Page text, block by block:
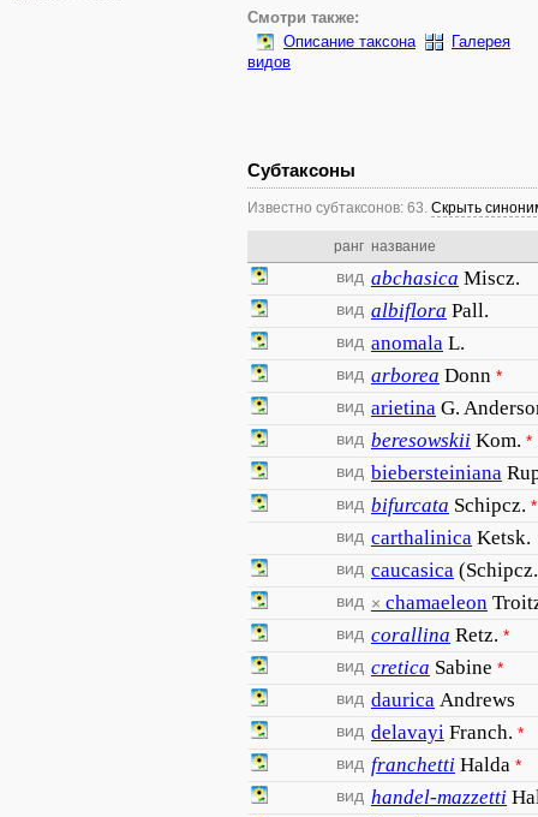
Смотри также:
Описание таксона
Галерея
видов
Субтаксоны
Известно субтаксонов: 63. Скрыть
ранг название
вид abchasica Miscz.
вид albiflora Pall.
вид anomala L.
вид arborea Donn *
вид arietina G.
вид beresowskii Kom. *
вид biebersteiniana
вид bifurcata Schipcz. *
вид carthalinica Ketsk.
вид caucasica
вид × chamaeleon
вид corallina Retz. *
вид cretica Sabine *
вид daurica Andrews
вид delavayi Franch. *
вид franchetti Halda *
вид handel-mazzetti